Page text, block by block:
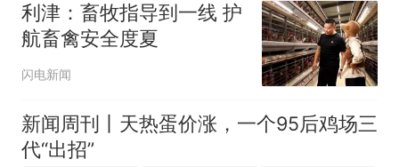
利津：畜牧指导到一线 护
航畜禽安全度夏
闪电新闻
新闻周刊丨天热蛋价涨，一个95后鸡场三
代“出招”